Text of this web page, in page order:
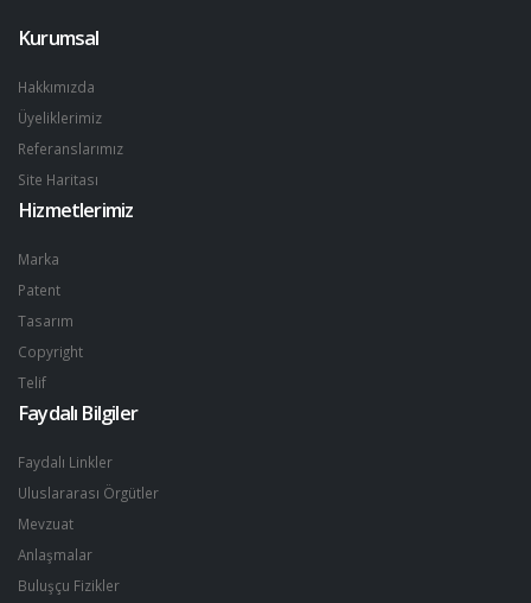
Kurumsal
Hakkımızda
Üyeliklerimiz
Referanslarımız
Site Haritası
Hizmetlerimiz
Marka
Patent
Tasarım
Copyright
Telif
Faydalı Bilgiler
Faydalı Linkler
Uluslararası Örgütler
Mevzuat
Anlaşmalar
Buluşçu Fizikler